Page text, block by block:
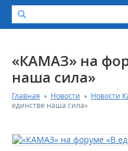
КАТАЛОГ АВТОТЕХНИКИ
ЗАПАСНЫЕ ЧАСТИ
«КАМАЗ» на
наша сила»
Главная » Новости » Новости
единстве наша сила»